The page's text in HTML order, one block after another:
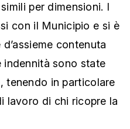
per dimensioni. I
con il Municipio e si è
contenuta
indennità sono state
tenendo in particolare
lavoro di chi ricopre la